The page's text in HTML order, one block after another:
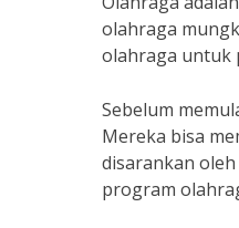
olahraga
olahraga untuk
Sebelum
Mereka bisa
disarankan oleh
program